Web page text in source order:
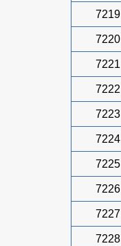
7219
7220
7221
7222
7223
7224
7225
7226
7227
7228